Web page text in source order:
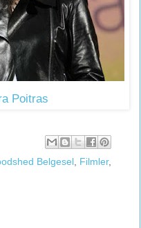
Poitras
Belgesel, Filmler,